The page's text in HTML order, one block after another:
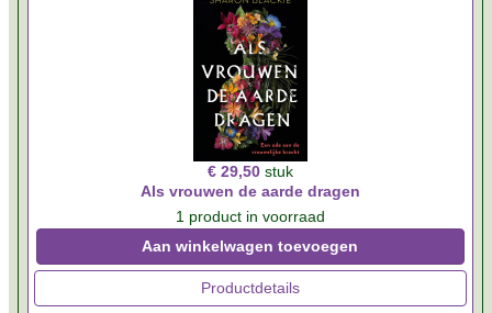
€ 29,50 stuk
Als vrouwen de aarde dragen
1 product in voorraad
Aan winkelwagen toevoegen
Productdetails